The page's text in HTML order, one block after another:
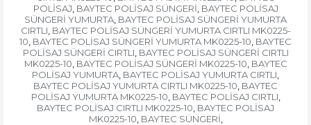
POLİSAJ BAYTEC POLİSAJ SÜNGERİ BAYTEC POLİSAJ
SÜNGERİ YUMURTA BAYTEC POLİSAJ SÜNGERİ YUMURTA
CIRTLI BAYTEC POLİSAJ SÜNGERİ YUMURTA CIRTLI MK0225-
10 BAYTEC POLİSAJ SÜNGERİ YUMURTA MK0225-10 BAYTEC
POLİSAJ SÜNGERİ CIRTLI BAYTEC POLİSAJ SÜNGERİ CIRTLI
MK0225-10 BAYTEC POLİSAJ SÜNGERİ MK0225-10 BAYTEC
POLİSAJ YUMURTA BAYTEC POLİSAJ YUMURTA CIRTLI
BAYTEC POLİSAJ YUMURTA CIRTLI MK0225-10 BAYTEC
POLİSAJ YUMURTA MK0225-10 BAYTEC POLİSAJ CIRTLI
BAYTEC POLİSAJ CIRTLI MK0225-10 BAYTEC POLİSAJ
MK0225-10 BAYTEC SÜNGERİ